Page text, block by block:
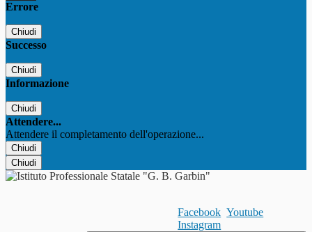
Errore
Chiudi
Successo
Chiudi
Informazione
Chiudi
Attendere...
Attendere il completamento dell'operazione...
Chiudi
Chiudi
Facebook Youtube
Instagram